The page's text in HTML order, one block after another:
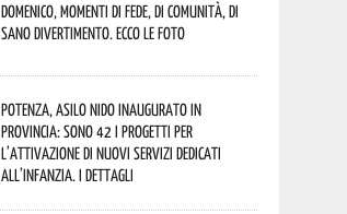
Domenico, momenti di fede, di comunità, di
sano divertimento. Ecco le foto
Potenza, asilo nido inaugurato in
provincia: sono 42 i progetti per
l’attivazione di nuovi servizi dedicati
all’infanzia. I dettagli